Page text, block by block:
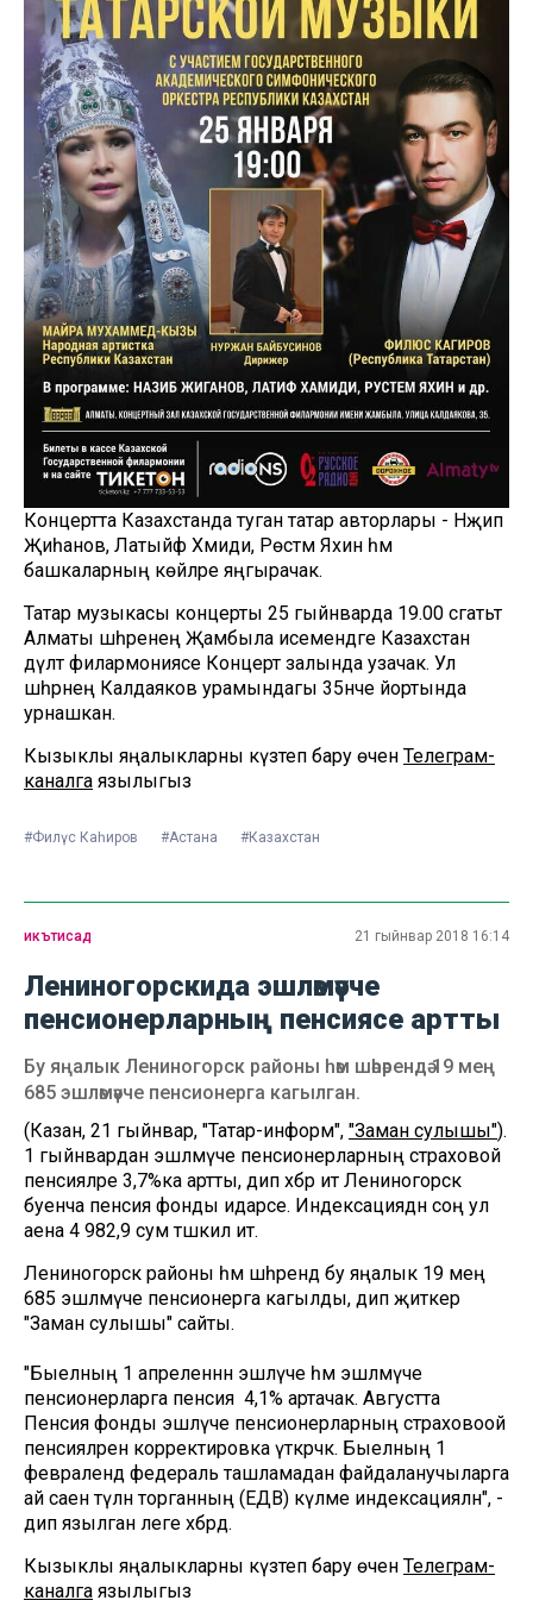
Концертта Казахстанда туган татар авторлары - Нәҗип
Җиһанов, Латыйф Хәмиди, Рөстәм Яхин һәм
башкаларның көйләре яңгырачак.
Татар музыкасы концерты 25 гыйнварда 19.00 сәгатьтә
Алматы шәһәренең Җамбыла исемендәге Казахстан
дәүләт филармониясе Концерт залында узачак. Ул
шәһәрнең Калдаяков урамындагы 35нче йортында
урнашкан.
Кызыклы яңалыкларны күзәтеп бару өчен Телеграм-
каналга язылыгыз
#Филүс Каһиров #Астана #Казахстан
икътисад 21 гыйнвар 2018 16:14
Лениногорскида эшләмәүче
пенсионерларның пенсиясе артты
Бу яңалык Лениногорск районы һәм шәһәрендә 19 мең
685 эшләмәүче пенсионерга кагылган.
(Казан, 21 гыйнвар, "Татар-информ", "Заман сулышы").
1 гыйнвардан эшләмәүче пенсионерларның страховой
пенсияләре 3,7%ка артты, дип хәбәр итә Лениногорск
буенча пенсия фонды идарәсе. Индексациядән соң ул
аена 4 982,9 сум тәшкил итә.
Лениногорск районы һәм шәһәрендә бу яңалык 19 мең
685 эшләмәүче пенсионерга кагылды, дип җиткерә
"Заман сулышы" сайты.
"Быелның 1 апреленнән эшләүче һәм эшләмәүче
пенсионерларга пенсия 4,1% артачак. Августта
Пенсия фонды эшләүче пенсионерларның страховоой
пенсияләренә корректировка үткәрәчәк. Быелның 1
февралендә федераль ташламадан файдаланучыларга
ай саен түләнә торганның (ЕДВ) күләме индексацияләнә", -
дип язылган әлеге хәбәрдә.
Кызыклы яңалыкларны күзәтеп бару өчен Телеграм-
каналга язылыгыз